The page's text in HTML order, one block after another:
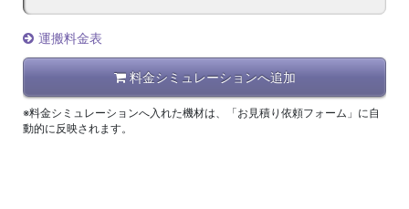
運搬料金表
料金シミュレーションへ追加
※料金シミュレーションへ入れた機材は、「お見積り依頼フォーム」に自
動的に反映されます。